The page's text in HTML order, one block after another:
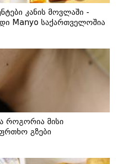
კანის მოვლაში -
Manyo საქართველოშია
როგორია მისი
გზები